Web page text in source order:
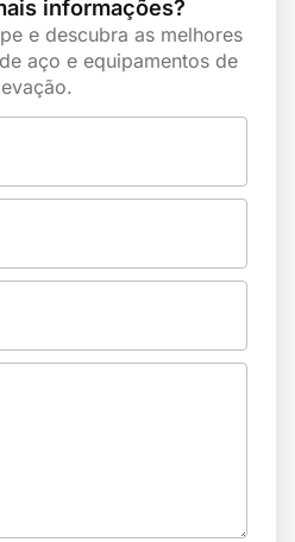
informações?
e descubra as melhores
aço e equipamentos de